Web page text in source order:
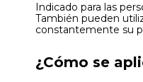
Indicado para las
También pueden
constantemente su
¿Cómo se